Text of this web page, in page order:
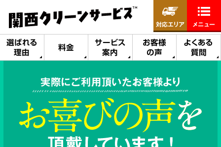
選ばれる
理由
料金
サービス
案内
お客様
の声
よくある
質問
対応エリア メニュー
実際にご利用頂いたお客様より